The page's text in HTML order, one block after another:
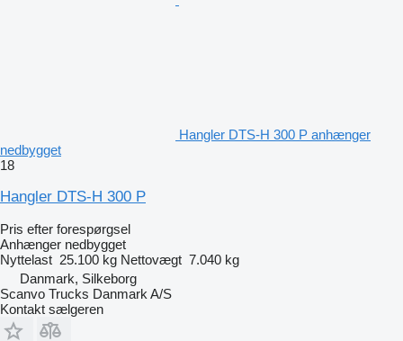
Hangler DTS-H 300 P anhænger
nedbygget
18
Hangler DTS-H 300 P
Pris efter forespørgsel
Anhænger nedbygget
Nyttelast 25.100 kg Nettovægt 7.040 kg
Danmark, Silkeborg
Scanvo Trucks Danmark A/S
Kontakt sælgeren